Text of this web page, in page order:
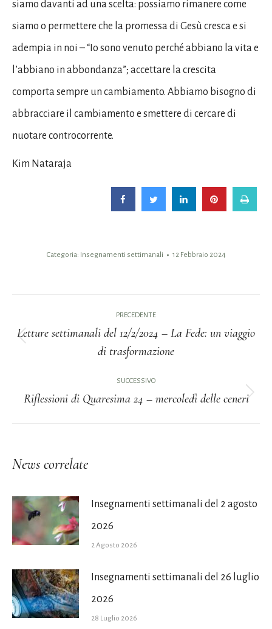
siamo davanti ad una scelta: possiamo rimanere come
siamo o permettere che la promessa di Gesù cresca e si
adempia in noi – “Io sono venuto perché abbiano la vita e
l’abbiano in abbondanza”; accettare la crescita
comporta sempre un cambiamento. Abbiamo bisogno di
abbracciare il cambiamento e smettere di cercare di
nuotare controcorrente.
Kim Nataraja
Categoria: Insegnamenti settimanali 12 Febbraio 2024
tra
post
PRECEDENTE
Letture settimanali del 12/2/2024 – La Fede: un viaggio
di trasformazione
SUCCESSIVO
Prossimo
Riflessioni di Quaresima 24 – mercoledì delle ceneri
News correlate
Insegnamenti settimanali del 2 agosto
2026
2 Agosto 2026
Insegnamenti settimanali del 26 luglio
2026
28 Luglio 2026